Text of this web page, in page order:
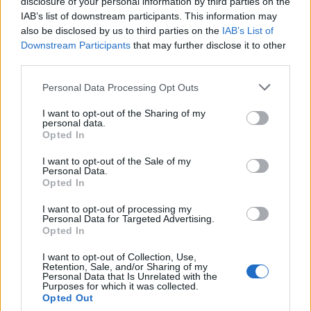
IAB’s list of downstream participants. This information may
also be disclosed by us to third parties on the IAB’s List of
Downstream Participants that may further disclose it to other
Personal Data Processing Opt Outs
I want to opt-out of the Sharing of my
personal data.
Opted In
I want to opt-out of the Sale of my
Personal Data.
Opted In
I want to opt-out of processing my
Personal Data for Targeted Advertising.
Opted In
I want to opt-out of Collection, Use,
Retention, Sale, and/or Sharing of my
Personal Data that Is Unrelated with the
Purposes for which it was collected.
Opted Out
är så jävla mysigt här"
framtida projekt och råden till unga med skådespelardrömmar.